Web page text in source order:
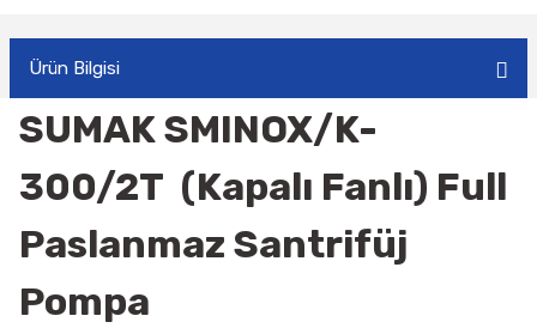
Ürün Bilgisi
SUMAK SMINOX/K-
300/2T (Kapalı Fanlı) Full
Paslanmaz Santrifüj
Pompa